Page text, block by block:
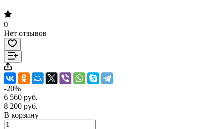
0
Нет отзывов
-20%
6 560 руб.
8 200 руб.
В корзину